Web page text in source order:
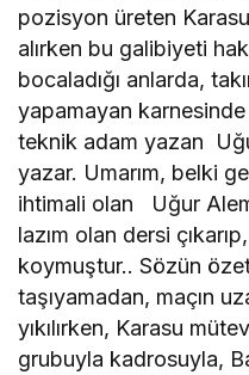
pozisyon üreten
alırken bu galibiyeti
bocaladığı anlarda,
yapamayan
teknik adam yazan
yazar. Umarım, belki
ihtimali olan Uğur
lazım olan dersi
koymuştur.. Sözün
taşıyamadan, maçın
yıkılırken, Karasu
grubuyla kadrosuyla,